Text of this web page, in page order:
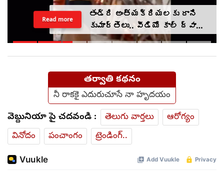
తండ్రి అంత్యక్రియలకు రాని
కుమార్తెలు.. వీడియో కాల్ ద్వారా
అంతా ముగించేశారు.. (video)
Read more
తర్వాతి కథనం
నీ రాకకై ఎదురుచూసే నా హృదయం
వెబ్దునియా పై చదవండి : తెలుగు వార్తలు
ఆరోగ్యం
వినోదం
పంచాంగం ట్రెండింగ్..